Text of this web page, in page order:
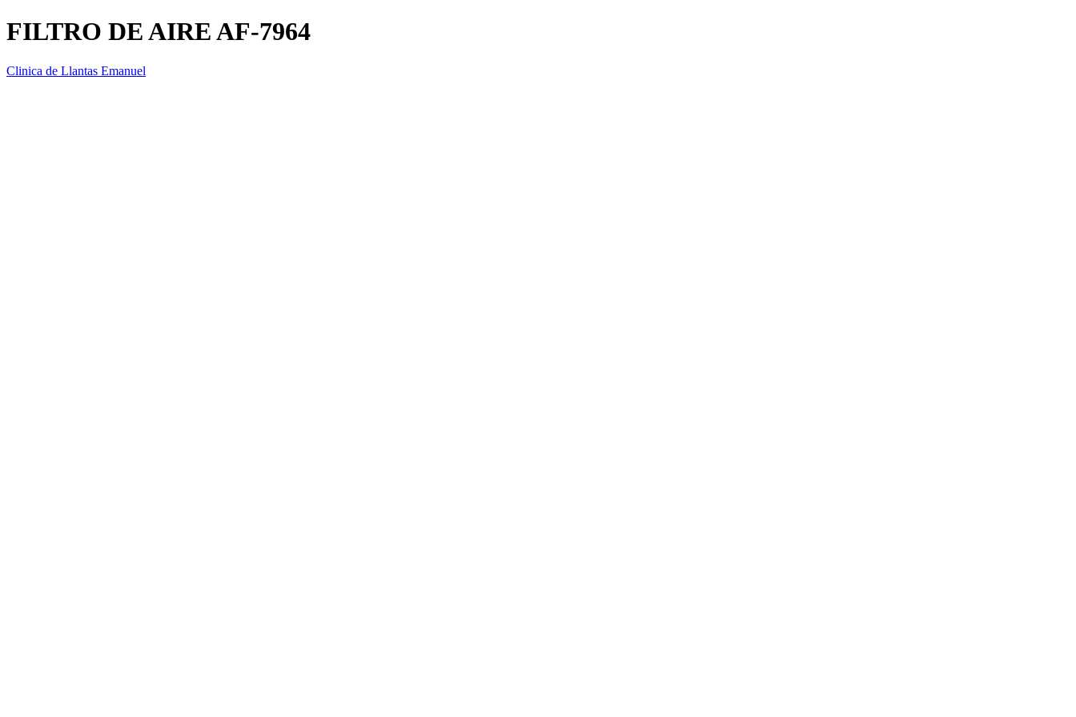
FILTRO DE AIRE AF-7964
Clinica de Llantas Emanuel